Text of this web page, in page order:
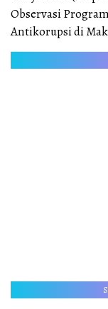
Observasi
Antikorupsi di